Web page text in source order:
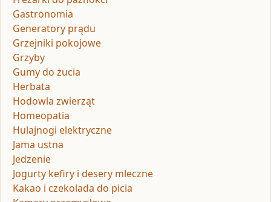
Gastronomia
Generatory prądu
Grzejniki pokojowe
Grzyby
Gumy do żucia
Herbata
Hodowla zwierząt
Homeopatia
Hulajnogi elektryczne
Jama ustna
Jedzenie
Jogurty kefiry i desery mleczne
Kakao i czekolada do picia